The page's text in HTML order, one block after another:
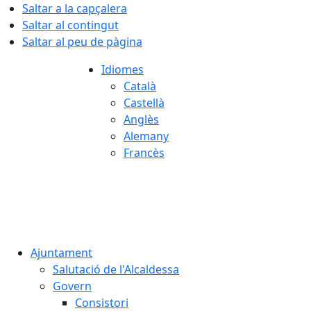
Saltar a la capçalera
Saltar al contingut
Saltar al peu de pàgina
Idiomes
Català
Castellà
Anglès
Alemany
Francès
Ajuntament
Salutació de l'Alcaldessa
Govern
Consistori